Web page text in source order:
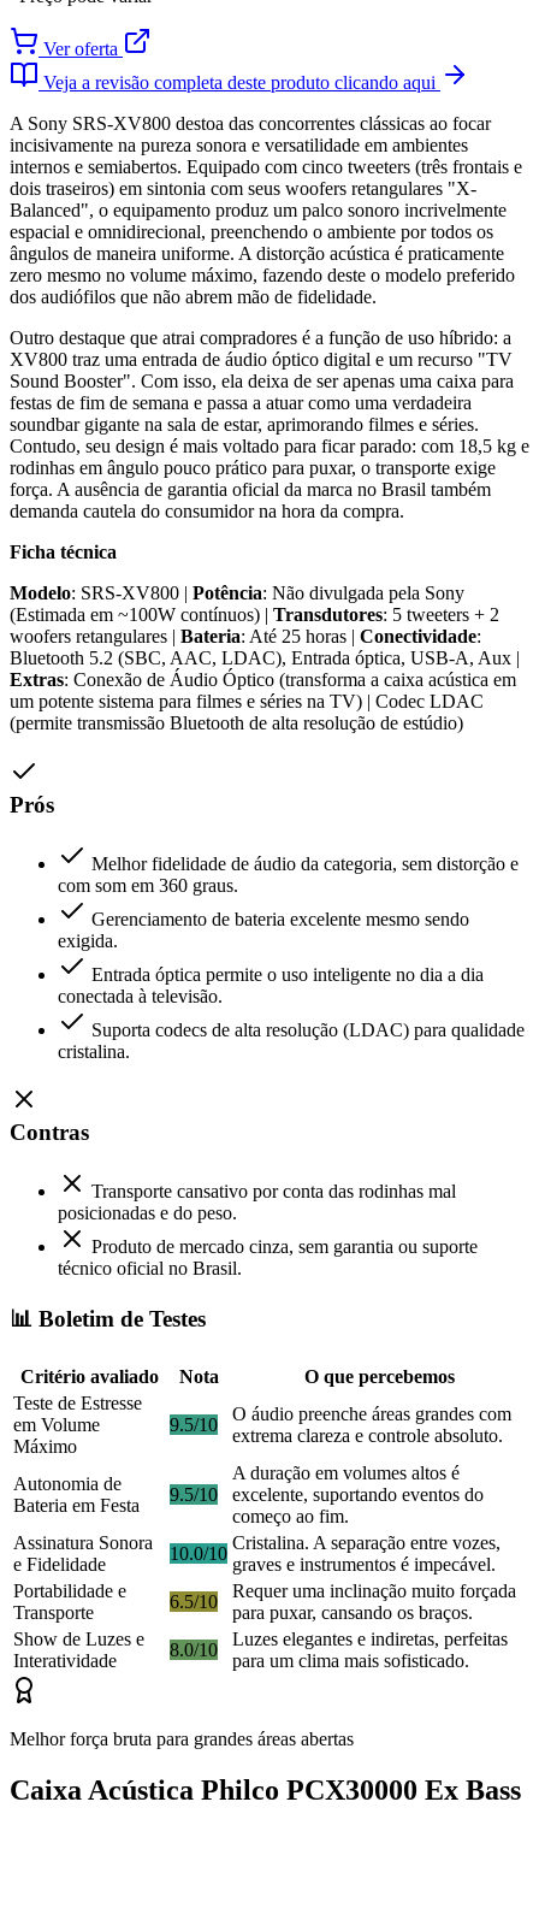
Ver oferta
Veja a revisão completa deste produto clicando aqui
A Sony SRS-XV800 destoa das concorrentes clássicas ao focar
incisivamente na pureza sonora e versatilidade em ambientes
internos e semiabertos. Equipado com cinco tweeters (três frontais e
dois traseiros) em sintonia com seus woofers retangulares "X-
Balanced", o equipamento produz um palco sonoro incrivelmente
espacial e omnidirecional, preenchendo o ambiente por todos os
ângulos de maneira uniforme. A distorção acústica é praticamente
zero mesmo no volume máximo, fazendo deste o modelo preferido
dos audiófilos que não abrem mão de fidelidade.
Outro destaque que atrai compradores é a função de uso híbrido: a
XV800 traz uma entrada de áudio óptico digital e um recurso "TV
Sound Booster". Com isso, ela deixa de ser apenas uma caixa para
festas de fim de semana e passa a atuar como uma verdadeira
soundbar gigante na sala de estar, aprimorando filmes e séries.
Contudo, seu design é mais voltado para ficar parado: com 18,5 kg e
rodinhas em ângulo pouco prático para puxar, o transporte exige
força. A ausência de garantia oficial da marca no Brasil também
demanda cautela do consumidor na hora da compra.
Ficha técnica
Modelo: SRS-XV800 | Potência: Não divulgada pela Sony
(Estimada em ~100W contínuos) | Transdutores: 5 tweeters + 2
woofers retangulares | Bateria: Até 25 horas | Conectividade:
Bluetooth 5.2 (SBC, AAC, LDAC), Entrada óptica, USB-A, Aux |
Extras: Conexão de Áudio Óptico (transforma a caixa acústica em
um potente sistema para filmes e séries na TV) | Codec LDAC
(permite transmissão Bluetooth de alta resolução de estúdio)
Prós
Melhor fidelidade de áudio da categoria, sem distorção e
com som em 360 graus.
Gerenciamento de bateria excelente mesmo sendo
exigida.
Entrada óptica permite o uso inteligente no dia a dia
conectada à televisão.
Suporta codecs de alta resolução (LDAC) para qualidade
cristalina.
Contras
Transporte cansativo por conta das rodinhas mal
posicionadas e do peso.
Produto de mercado cinza, sem garantia ou suporte
técnico oficial no Brasil.
📊 Boletim de Testes
Critério avaliado Nota
O que percebemos
Teste de Estresse
em Volume
Máximo
9.5/10
O áudio preenche áreas grandes com
extrema clareza e controle absoluto.
Autonomia de
Bateria em Festa
9.5/10
A duração em volumes altos é
excelente, suportando eventos do
começo ao fim.
Assinatura Sonora
e Fidelidade
10.0/10
Cristalina. A separação entre vozes,
graves e instrumentos é impecável.
Portabilidade e
Transporte
6.5/10
Requer uma inclinação muito forçada
para puxar, cansando os braços.
Show de Luzes e
Interatividade
8.0/10
Luzes elegantes e indiretas, perfeitas
para um clima mais sofisticado.
Melhor força bruta para grandes áreas abertas
Caixa Acústica Philco PCX30000 Ex Bass